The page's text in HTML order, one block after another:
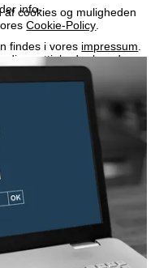
cookies og muligheden
Cookie-Policy
findes i vores impressum
dine rettigheder kan du
info-